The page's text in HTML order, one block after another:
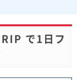
で1日フ